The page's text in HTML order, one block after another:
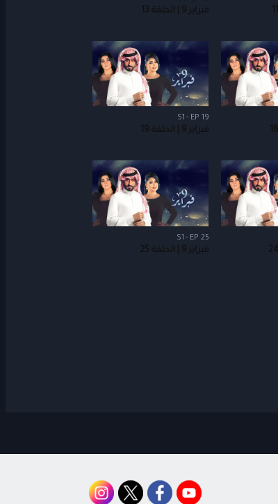
فبراير 9 | الحلقة 13
S1 - EP 19
فبراير 9 | الحلقة 19
S1 - EP 25
فبراير 9 | الحلقة 25